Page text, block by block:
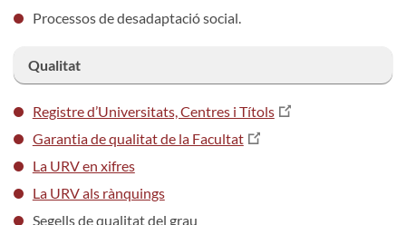
Processos de desadaptació social.
Qualitat
Registre d’Universitats, Centres i Títols
Garantia de qualitat de la Facultat
La URV en xifres
La URV als rànquings
Segells de qualitat del grau